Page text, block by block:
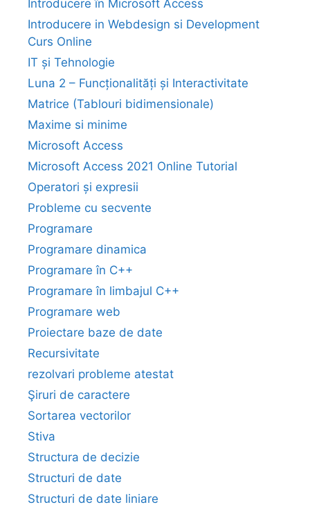
Introducere în Microsoft Access
Introducere in Webdesign si Development
Curs Online
IT și Tehnologie
Luna 2 – Funcționalități și Interactivitate
Matrice (Tablouri bidimensionale)
Maxime si minime
Microsoft Access
Microsoft Access 2021 Online Tutorial
Operatori și expresii
Probleme cu secvente
Programare
Programare dinamica
Programare în C++
Programare în limbajul C++
Programare web
Proiectare baze de date
Recursivitate
rezolvari probleme atestat
Şiruri de caractere
Sortarea vectorilor
Stiva
Structura de decizie
Structuri de date
Structuri de date liniare